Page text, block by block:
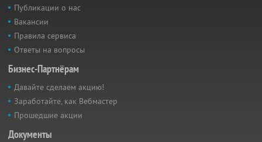
Публикации о нас
Вакансии
Правила сервиса
Ответы на вопросы
Бизнес-Партнёрам
Давайте сделаем акцию!
Заработайте, как Вебмастер
Прошедшие акции
Документы